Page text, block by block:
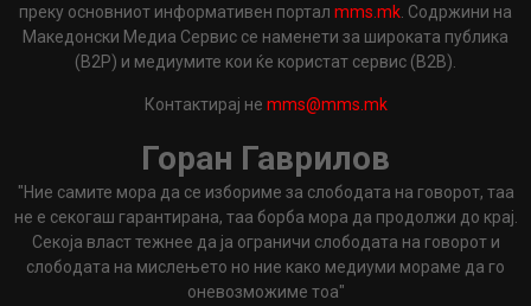
преку основниот информативен портал mms.mk . Содржини на
Македонски Медиа Сервис се наменети за широката публика
(B2P) и медиумите кои ќе користат сервис (B2B).
Контактирај не mms@mms.mk
Горан Гаврилов
"Ние самите мора да се избориме за слободата на говорот, таа
не е секогаш гарантирана, таа борба мора да продолжи до крај.
Секоја власт тежнее да ја ограничи слободата на говорот и
слободата на мислењето но ние како медиуми мораме да го
оневозможиме тоа"